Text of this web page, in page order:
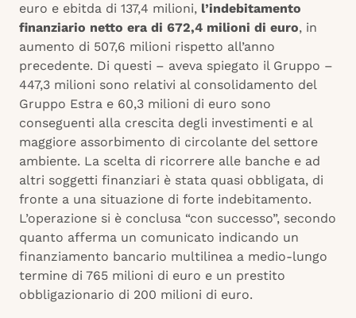
euro e ebitda di 137,4 milioni, l’indebitamento
finanziario netto era di 672,4 milioni di euro, in
aumento di 507,6 milioni rispetto all’anno
precedente. Di questi – aveva spiegato il Gruppo –
447,3 milioni sono relativi al consolidamento del
Gruppo Estra e 60,3 milioni di euro sono
conseguenti alla crescita degli investimenti e al
maggiore assorbimento di circolante del settore
ambiente. La scelta di ricorrere alle banche e ad
altri soggetti finanziari è stata quasi obbligata, di
fronte a una situazione di forte indebitamento.
L’operazione si è conclusa “con successo”, secondo
quanto afferma un comunicato indicando un
finanziamento bancario multilinea a medio-lungo
termine di 765 milioni di euro e un prestito
obbligazionario di 200 milioni di euro.